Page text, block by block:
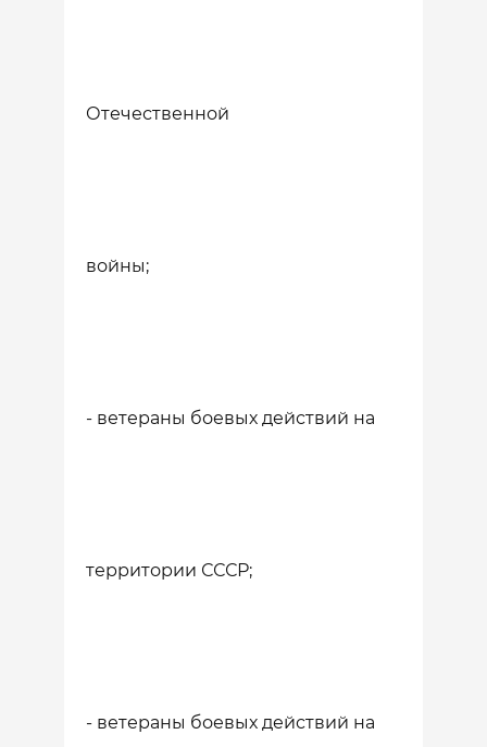
Отечественной
войны;
- ветераны боевых действий на
территории СССР;
- ветераны боевых действий на